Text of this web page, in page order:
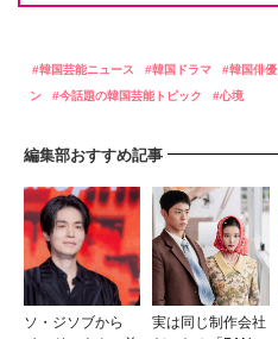
韓国芸能ニュース 韓国ドラマ 韓国俳優
ン
今話題の韓国芸能トピック 心境
編集部おすすめ記事
ソ・ジソブから
実は同じ制作会社